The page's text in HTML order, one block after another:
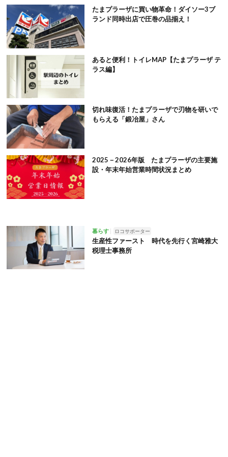
たまプラーザに買い物革命！ダイソー3ブ
ランド同時出店で圧巻の品揃え！
あると便利！トイレMAP【たまプラーザ テ
ラス編】
切れ味復活！たまプラーザで刃物を研いで
もらえる「鍛冶屋」さん
2025－2026年版 たまプラーザの主要施
設・年末年始営業時間状況まとめ
暮らす ロコサポーター
生産性ファースト 時代を先行く宮崎雅大
税理士事務所